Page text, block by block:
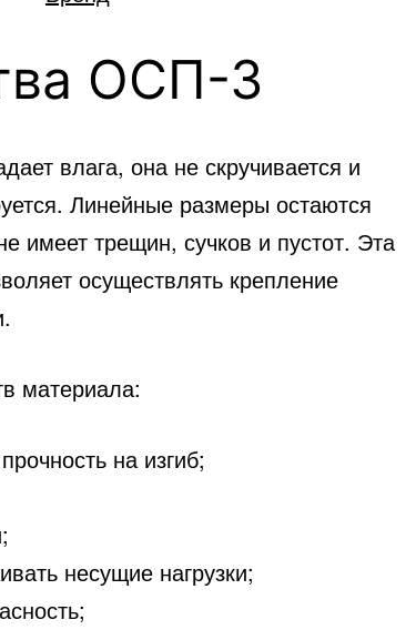
ОСП-3
влага, она не скручивается и
Линейные размеры остаются
имеет трещин, сучков и пустот. Эта
осуществлять крепление
материала:
на изгиб;
несущие нагрузки;